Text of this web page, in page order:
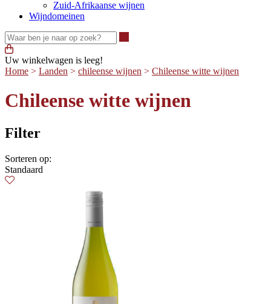
Zuid-Afrikaanse wijnen
Wijndomeinen
Uw winkelwagen is leeg!
Home > Landen > chileense wijnen > Chileense witte wijnen
Chileense witte wijnen
Filter
Sorteren op:
Standaard